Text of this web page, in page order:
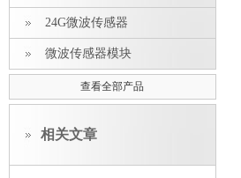
24G微波传感器
微波传感器模块
查看全部产品
相关文章